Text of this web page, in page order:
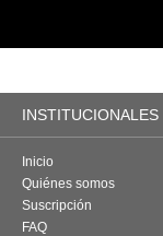
INSTITUCIONALES
Inicio
Quiénes somos
Suscripción
FAQ